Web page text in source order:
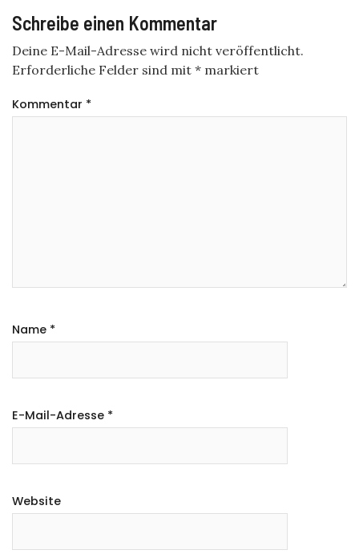
Schreibe einen Kommentar
Deine E-Mail-Adresse wird nicht veröffentlicht.
Erforderliche Felder sind mit * markiert
Kommentar *
Name *
E-Mail-Adresse *
Website